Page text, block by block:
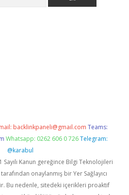
backlinkpaneli@gmail.com Teams:
Whatsapp: 0262 606 0 726 Telegram:
@karabul
Sayılı Kanun gereğince Bilgi Teknolojileri
onaylanmış bir Yer Sağlayıcı
Bu nedenle, sitedeki içerikleri proaktif